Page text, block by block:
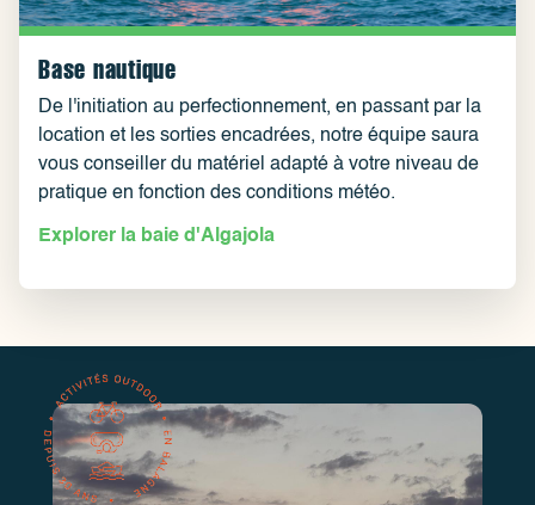
Base nautique
De l'initiation au perfectionnement, en passant par la
location et les sorties encadrées, notre équipe saura
vous conseiller du matériel adapté à votre niveau de
pratique en fonction des conditions météo.
Explorer la baie d'Algajola